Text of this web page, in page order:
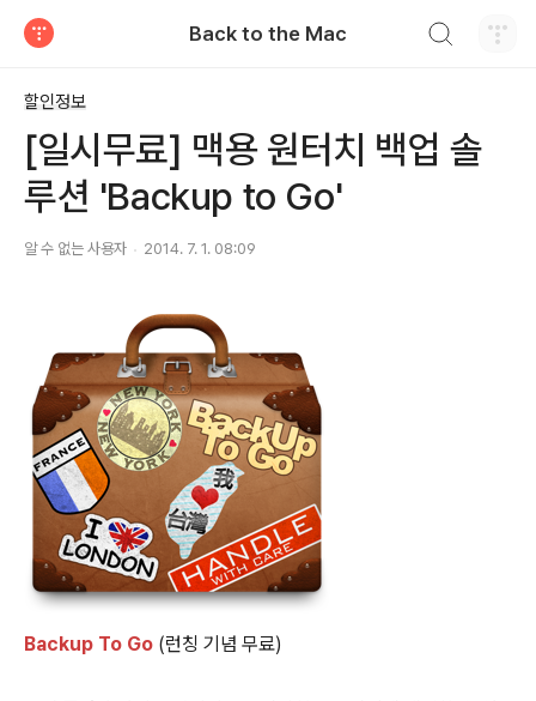
Back to the Mac
할인정보
[일시무료] 맥용 원터치 백업 솔
루션 'Backup to Go'
알 수 없는 사용자 2014. 7. 1. 08:09
Backup To Go (런칭 기념 무료)